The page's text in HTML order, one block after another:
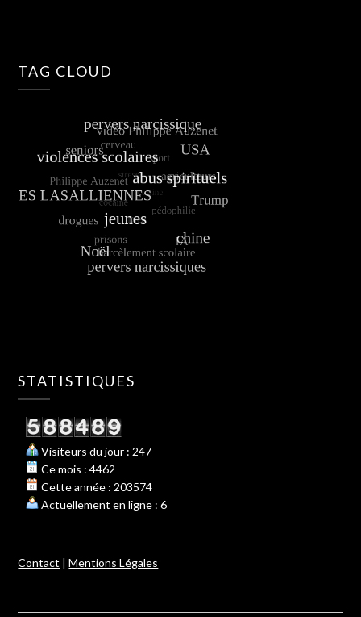
TAG CLOUD
STATISTIQUES
Visiteurs du jour : 247
Ce mois : 4462
Cette année : 203574
Actuellement en ligne : 6
Contact |Mentions Légales